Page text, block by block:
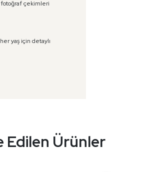
çekimleri
yaş için detaylı
Edilen Ürünler